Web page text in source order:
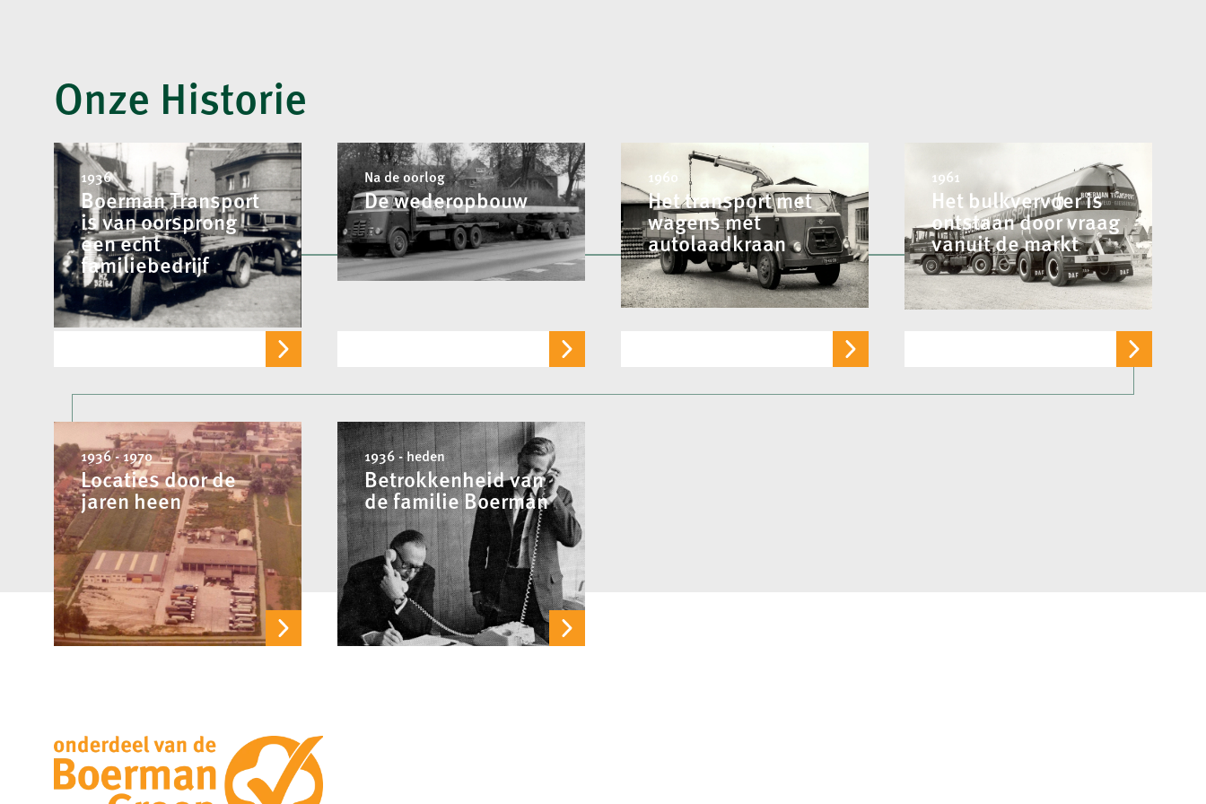
Onze Historie
1936
Boerman Transport
is van oorsprong
een echt
familiebedrijf
Na de oorlog
De wederopbouw
1960
Het transport met
wagens met
autolaadkraan
1961
Het bulkvervoer is
ontstaan door vraag
vanuit de markt
1936 - 1970
Locaties door de
jaren heen
1936 - heden
Betrokkenheid van
de familie Boerman